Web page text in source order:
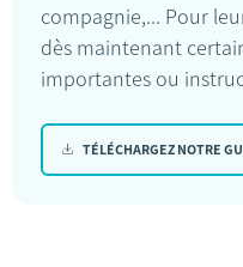
compagnie,... Pour
dès maintenant
importantes ou
TÉLÉCHARGEZ NOTRE